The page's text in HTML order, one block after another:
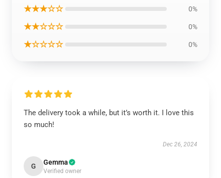
★★★☆☆ 0%
★★☆☆☆ 0%
★☆☆☆☆ 0%
The delivery took a while, but it’s worth it. I love this
so much!
Dec 26, 2024
G Gemma
Verified owner